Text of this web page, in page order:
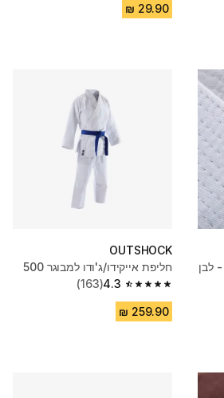
OUTSHOCK
חליפת אייקידו/ג'ודו למבוגר 500
4.3
4.3 out of 5 stars from 163 reviews
(163)